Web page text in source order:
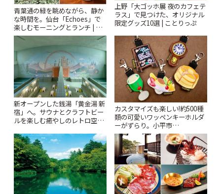
青葉通の緑を眺めながら、静か
な時間を。仙台「Echoes」で
楽しむモーニングとランチ | こ
とりっぷ
上野「大ゴッホ展 夜のカフェテ
ラス」で見つけた、オリジナル
限定グッズ10選 | ことりっぷ
新オープンした銭湯「黄金湯 新
宿」へ。サウナとクラフトビー
ルを楽しむ癒やしのレトロ空間
カスタマイズも楽しい!約500種
類の可愛いワッペンキーホルダ
ーがずらり。小平市
「Kimamaya T&K」 | ことりっ
ぷ